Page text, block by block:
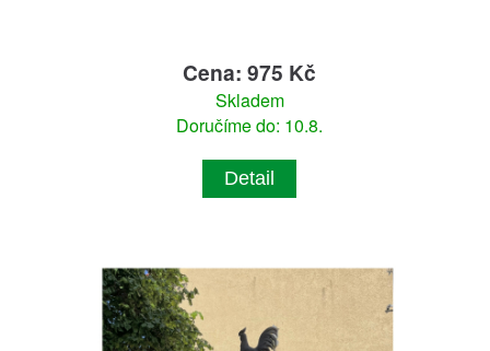
Cena: 975 Kč
Skladem
Doručíme do: 10.8.
Detail